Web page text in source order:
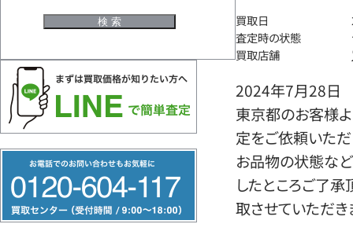
リ
ー
買取日
査定時の状態
買取店舗
2024年7月28日
東京都のお客様
定をご依頼いただ
お品物の状態など
したところご了
取させていただき